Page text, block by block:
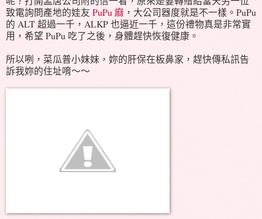
致電詢問產地的娃友 PuPu 麻 ，大公司器度就是不一樣。PuPu
的 ALT 超過一千，ALKP 也逼近一千，這份禮物真是非常實
用，希望 PuPu 吃了之後，身體趕快恢復健康。
所以咧，菜瓜普小妹妹，妳的肝保在板鼻家，趕快傳私訊告
訴我妳的住址唷～～